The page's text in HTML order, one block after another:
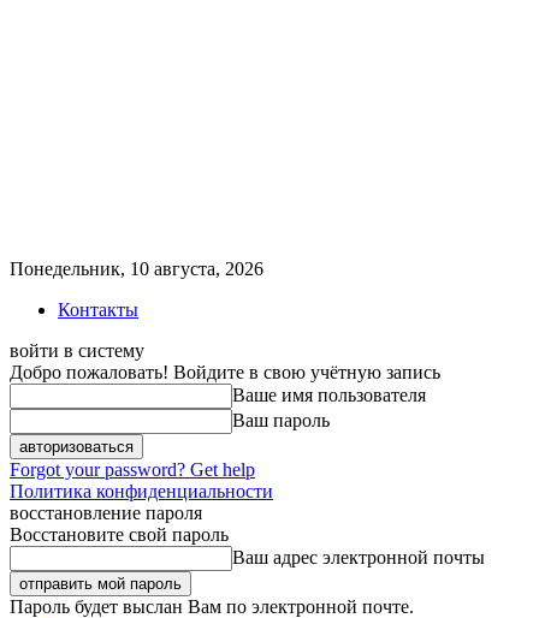
Понедельник, 10 августа, 2026
Контакты
войти в систему
Добро пожаловать! Войдите в свою учётную запись
Ваше имя пользователя
Ваш пароль
Forgot your password? Get help
Политика конфиденциальности
восстановление пароля
Восстановите свой пароль
Ваш адрес электронной почты
Пароль будет выслан Вам по электронной почте.